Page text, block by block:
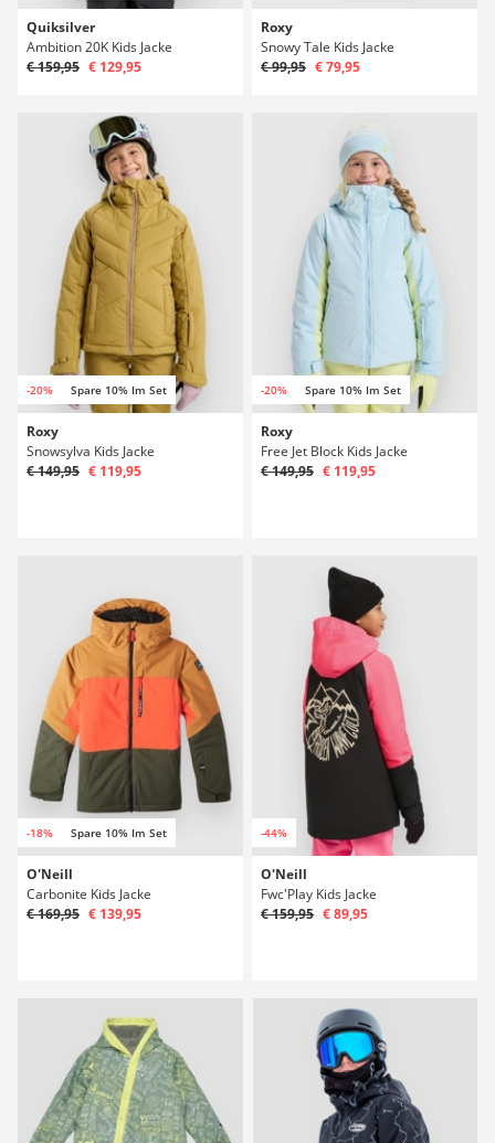
Quiksilver
Ambition 20K Kids Jacke
€ 159,95 € 129,95
Roxy
Snowy Tale Kids Jacke
€ 99,95 € 79,95
-20% Spare 10% Im Set
Roxy
Snowsylva Kids Jacke
€ 149,95 € 119,95
-20% Spare 10% Im Set
Roxy
Free Jet Block Kids Jacke
€ 149,95 € 119,95
-18% Spare 10% Im Set
O'Neill
Carbonite Kids Jacke
€ 169,95 € 139,95
-44%
O'Neill
Fwc'Play Kids Jacke
€ 159,95 € 89,95